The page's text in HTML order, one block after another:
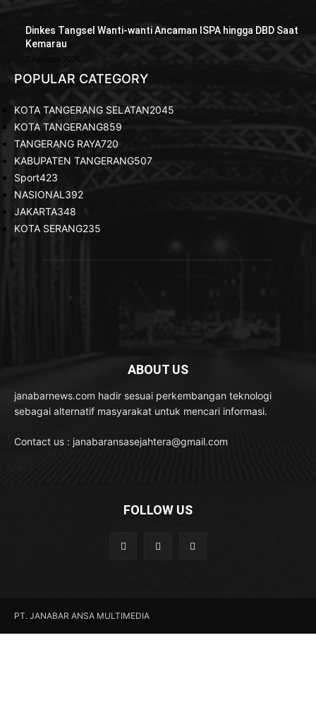
Dinkes Tangsel Wanti-wanti Ancaman ISPA hingga DBD Saat
Kemarau
7 Agustus 2026
POPULAR CATEGORY
KOTA TANGERANG SELATAN2045
KOTA TANGERANG859
TANGERANG RAYA720
KABUPATEN TANGERANG507
Sport423
NASIONAL 392
JAKARTA348
KOTA SERANG235
ABOUT US
janabarnews.com hadir sesuai perkembangan teknologi
sebagai alternatif masyarakat untuk mencari informasi.
Contact us : janabaransasejahtera@gmail.com
FOLLOW US
PT. JANABAR ANSA MULTIMEDIA